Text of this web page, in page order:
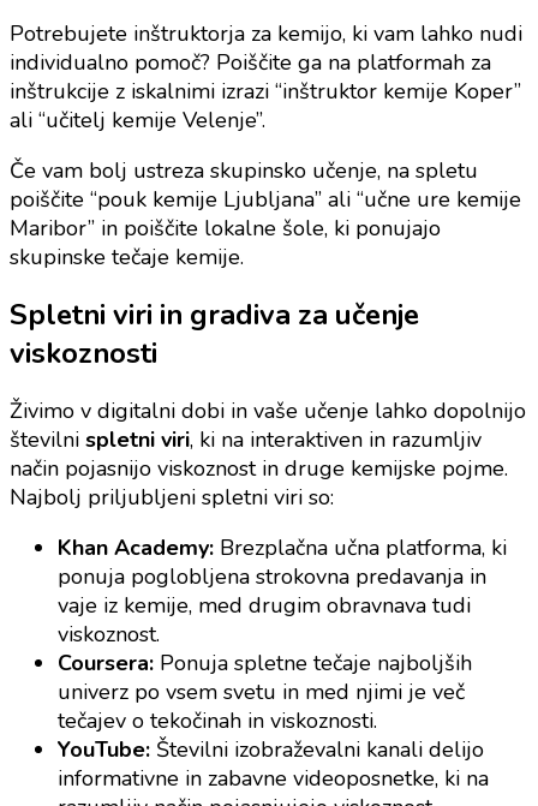
Potrebujete inštruktorja za kemijo, ki vam lahko nudi
individualno pomoč? Poiščite ga na platformah za
inštrukcije z iskalnimi izrazi “inštruktor kemije Koper”
ali “učitelj kemije Velenje”.
Če vam bolj ustreza skupinsko učenje, na spletu
poiščite “pouk kemije Ljubljana” ali “učne ure kemije
Maribor” in poiščite lokalne šole, ki ponujajo
skupinske tečaje kemije.
Spletni viri in gradiva za učenje
viskoznosti
Živimo v digitalni dobi in vaše učenje lahko dopolnijo
številni spletni viri, ki na interaktiven in razumljiv
način pojasnijo viskoznost in druge kemijske pojme.
Najbolj priljubljeni spletni viri so:
Khan Academy: Brezplačna učna platforma, ki
ponuja poglobljena strokovna predavanja in
vaje iz kemije, med drugim obravnava tudi
viskoznost.
Coursera: Ponuja spletne tečaje najboljših
univerz po vsem svetu in med njimi je več
tečajev o tekočinah in viskoznosti.
YouTube: Številni izobraževalni kanali delijo
informativne in zabavne videoposnetke, ki na